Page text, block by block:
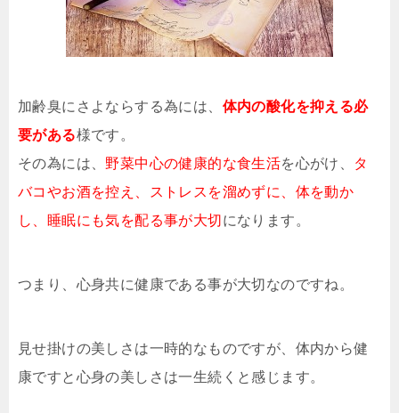
加齢臭にさよならする為には、 体内の酸化を抑える必
要がある様です。
その為には、 野菜中心の健康的な食生活を心がけ、
タ
バコやお酒を控え、ストレスを溜めずに、体を動か
し、睡眠にも気を配る事が大切になります。
つまり、心身共に健康である事が大切なのですね。
見せ掛けの美しさは一時的なものですが、体内から健
康ですと心身の美しさは一生続くと感じます。